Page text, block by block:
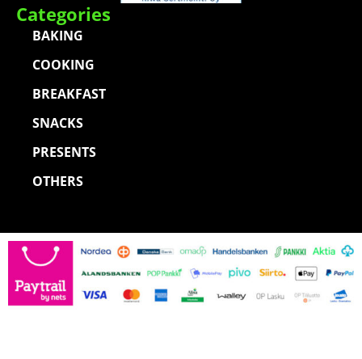
Categories
BAKING
COOKING
BREAKFAST
SNACKS
PRESENTS
OTHERS